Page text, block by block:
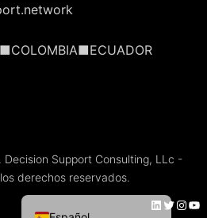
Support Consulting, LLc -
derechos reservados.
LinkedIn Twitter Instagram YouTube
Español de México